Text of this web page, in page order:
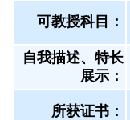
可教授科目：
自我描述、特长
展示 ：
所获证书 ：